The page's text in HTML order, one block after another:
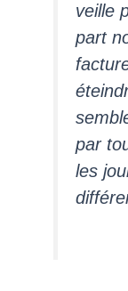
veille
part
par
les